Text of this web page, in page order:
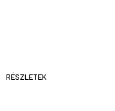
RÉSZLETEK